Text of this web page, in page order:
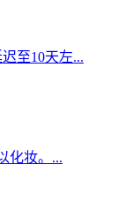
至10天左...
化妆。...